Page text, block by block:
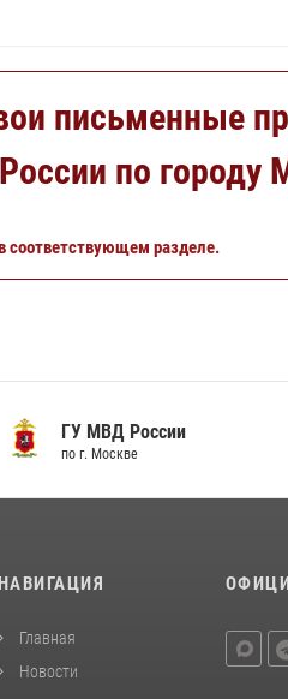
письменные
по городу
соответствующем разделе.
ГУ МВД России
по г. Москве
НАВИГАЦИЯ
Главная
Новости